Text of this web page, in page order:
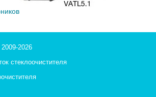
2026
стеклоочистителя